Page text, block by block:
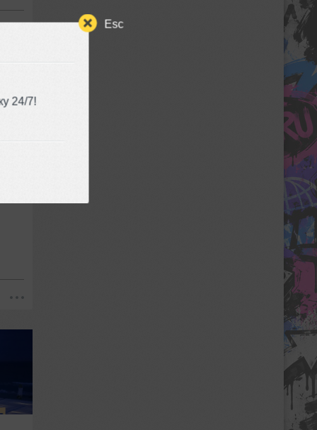
Esc
24/7!